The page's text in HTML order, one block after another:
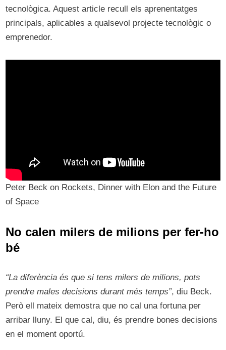
tecnològica. Aquest article recull els aprenentatges
principals, aplicables a qualsevol projecte tecnològic o
emprenedor.
Peter Beck on Rockets, Dinner with Elon and the Future
of Space
No calen milers de milions per fer-ho
bé
“La diferència és que si tens milers de milions, pots
prendre males decisions durant més temps”, diu Beck.
Però ell mateix demostra que no cal una fortuna per
arribar lluny. El que cal, diu, és prendre bones decisions
en el moment oportú.